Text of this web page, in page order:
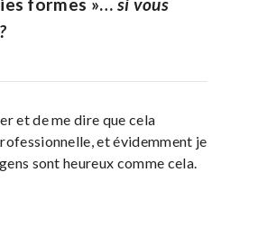
et de me dire que cela
et évidemment je
sont heureux comme cela.